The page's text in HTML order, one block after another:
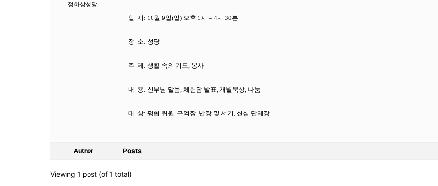
정하상성당
일 시: 10월 9일(일) 오후 1시 – 4시 30분
장 소: 성당
주 제: 생활 속의 기도, 봉사
내 용: 신부님 말씀, 체험담 발표, 개별묵상, 나눔
대 상: 평협 위원, 구역장, 반장 및 서기, 신심 단체장
Author Posts
Viewing 1 post (of 1 total)